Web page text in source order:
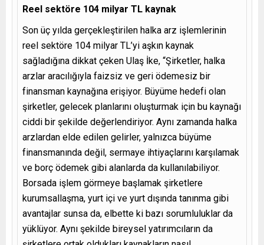
Reel sektöre 104 milyar TL kaynak
Son üç yılda gerçekleştirilen halka arz işlemlerinin
reel sektöre 104 milyar TL’yi aşkın kaynak
sağladığına dikkat çeken Ulaş İke, “Şirketler, halka
arzlar aracılığıyla faizsiz ve geri ödemesiz bir
finansman kaynağına erişiyor. Büyüme hedefi olan
şirketler, gelecek planlarını oluşturmak için bu kaynağı
ciddi bir şekilde değerlendiriyor. Aynı zamanda halka
arzlardan elde edilen gelirler, yalnızca büyüme
finansmanında değil, sermaye ihtiyaçlarını karşılamak
ve borç ödemek gibi alanlarda da kullanılabiliyor.
Borsada işlem görmeye başlamak şirketlere
kurumsallaşma, yurt içi ve yurt dışında tanınma gibi
avantajlar sunsa da, elbette ki bazı sorumluluklar da
yüklüyor. Aynı şekilde bireysel yatırımcıların da